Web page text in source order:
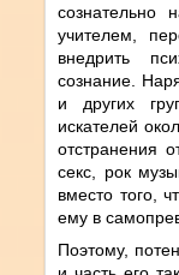
учителем,
внедрить
сознание.
и других
искателей
отстранения
секс, рок
вместо того,
ему в
Поэтому,